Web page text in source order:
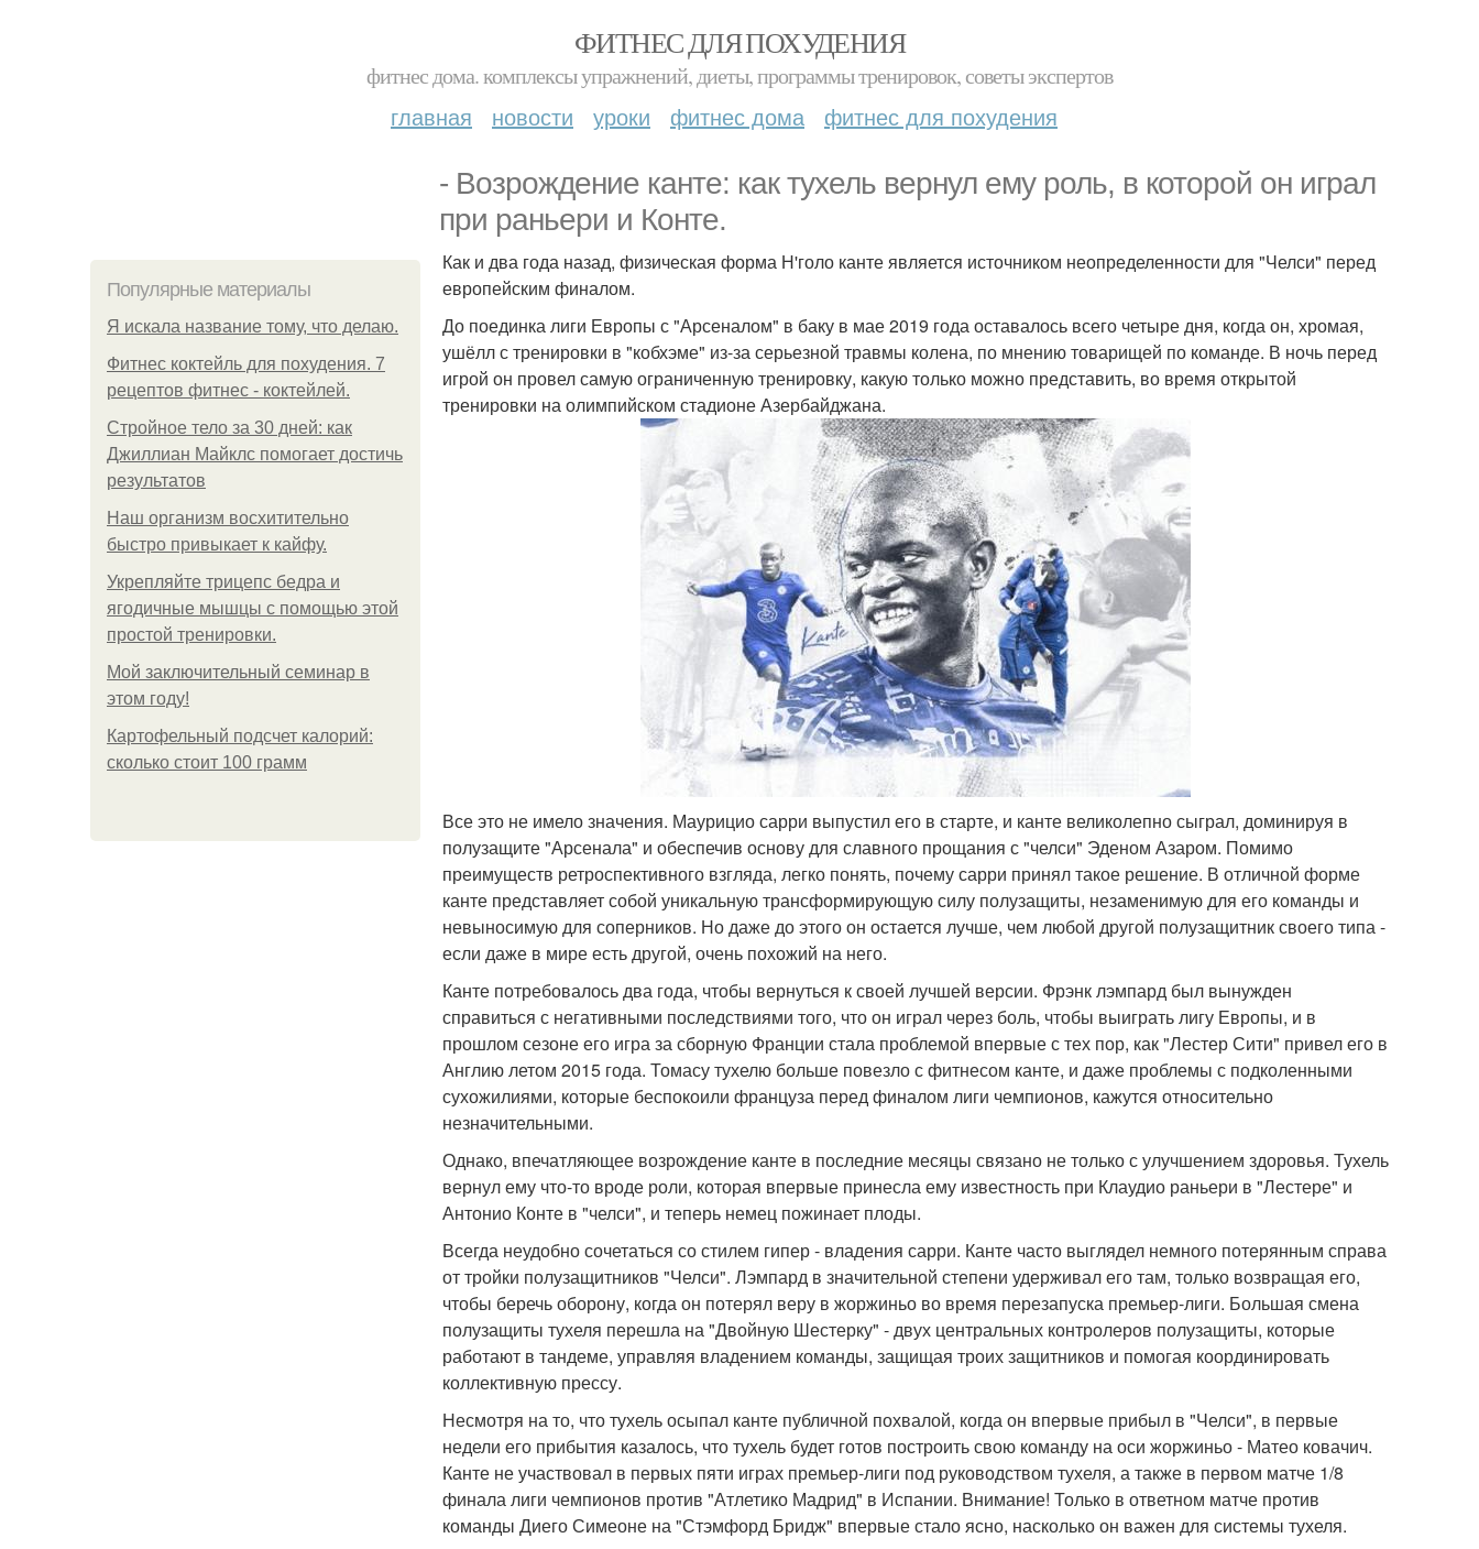
ФИТНЕС ДЛЯ ПОХУДЕНИЯ
фитнес дома. комплексы упражнений, диеты, программы тренировок, советы экспертов
главная новости уроки фитнес дома фитнес для похудения
- Возрождение канте: как тухель вернул ему роль, в которой он играл
при раньери и Конте.
Популярные материалы
Я искала название тому, что делаю.
Фитнес коктейль для похудения. 7
рецептов фитнес - коктейлей.
Стройное тело за 30 дней: как
Джиллиан Майклс помогает достичь
результатов
Наш организм восхитительно
быстро привыкает к кайфу.
Укрепляйте трицепс бедра и
ягодичные мышцы с помощью этой
простой тренировки.
Мой заключительный семинар в
этом году!
Картофельный подсчет калорий:
сколько стоит 100 грамм
Как и два года назад, физическая форма Н'голо канте является источником неопределенности для "Челси" перед
европейским финалом.
До поединка лиги Европы с "Арсеналом" в баку в мае 2019 года оставалось всего четыре дня, когда он, хромая,
ушёлл с тренировки в "кобхэме" из-за серьезной травмы колена, по мнению товарищей по команде. В ночь перед
игрой он провел самую ограниченную тренировку, какую только можно представить, во время открытой
тренировки на олимпийском стадионе Азербайджана.
Все это не имело значения. Маурицио сарри выпустил его в старте, и канте великолепно сыграл, доминируя в
полузащите "Арсенала" и обеспечив основу для славного прощания с "челси" Эденом Азаром. Помимо
преимуществ ретроспективного взгляда, легко понять, почему сарри принял такое решение. В отличной форме
канте представляет собой уникальную трансформирующую силу полузащиты, незаменимую для его команды и
невыносимую для соперников. Но даже до этого он остается лучше, чем любой другой полузащитник своего типа -
если даже в мире есть другой, очень похожий на него.
Канте потребовалось два года, чтобы вернуться к своей лучшей версии. Фрэнк лэмпард был вынужден
справиться с негативными последствиями того, что он играл через боль, чтобы выиграть лигу Европы, и в
прошлом сезоне его игра за сборную Франции стала проблемой впервые с тех пор, как "Лестер Сити" привел его в
Англию летом 2015 года. Томасу тухелю больше повезло с фитнесом канте, и даже проблемы с подколенными
сухожилиями, которые беспокоили француза перед финалом лиги чемпионов, кажутся относительно
незначительными.
Однако, впечатляющее возрождение канте в последние месяцы связано не только с улучшением здоровья. Тухель
вернул ему что-то вроде роли, которая впервые принесла ему известность при Клаудио раньери в "Лестере" и
Антонио Конте в "челси", и теперь немец пожинает плоды.
Всегда неудобно сочетаться со стилем гипер - владения сарри. Канте часто выглядел немного потерянным справа
от тройки полузащитников "Челси". Лэмпард в значительной степени удерживал его там, только возвращая его,
чтобы беречь оборону, когда он потерял веру в жоржиньо во время перезапуска премьер-лиги. Большая смена
полузащиты тухеля перешла на "Двойную Шестерку" - двух центральных контролеров полузащиты, которые
работают в тандеме, управляя владением команды, защищая троих защитников и помогая координировать
коллективную прессу.
Несмотря на то, что тухель осыпал канте публичной похвалой, когда он впервые прибыл в "Челси", в первые
недели его прибытия казалось, что тухель будет готов построить свою команду на оси жоржиньо - Матео ковачич.
Канте не участвовал в первых пяти играх премьер-лиги под руководством тухеля, а также в первом матче 1/8
финала лиги чемпионов против "Атлетико Мадрид" в Испании. Внимание! Только в ответном матче против
команды Диего Симеоне на "Стэмфорд Бридж" впервые стало ясно, насколько он важен для системы тухеля.